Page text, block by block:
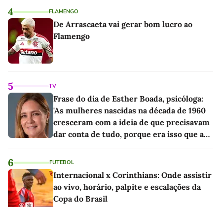
4 FLAMENGO
De Arrascaeta vai gerar bom lucro ao
Flamengo
5 TV
Frase do dia de Esther Boada, psicóloga:
'As mulheres nascidas na década de 1960
cresceram com a ideia de que precisavam
dar conta de tudo, porque era isso que a
6 FUTEBOL
Internacional x Corinthians: Onde assistir
ao vivo, horário, palpite e escalações da
Copa do Brasil